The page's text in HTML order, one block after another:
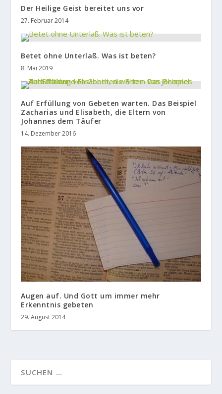
Der Heilige Geist bereitet uns vor
27. Februar 2014
Betet ohne Unterlaß. Was ist beten?
8. Mai 2019
Auf Erfüllung von Gebeten warten. Das Beispiel
Zacharias und Elisabeth, die Eltern von
Johannes dem Täufer
14. Dezember 2016
Augen auf. Und Gott um immer mehr
Erkenntnis gebeten
29. August 2014